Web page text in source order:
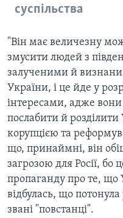
суспільства
"Він має величезну
змусити людей з
залученими й
України, і це йде у
інтересами, адже вони
послабити й розділити
корупцією та
що, принаймні, він
загрозою для Росії, бо
пропаганду про те, що
відбулась, що
звані "повстанці".